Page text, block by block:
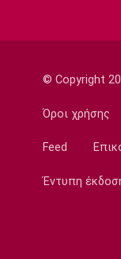
Μονακό
© Copyright
Όροι χρήσης
Feed
Έντυπη